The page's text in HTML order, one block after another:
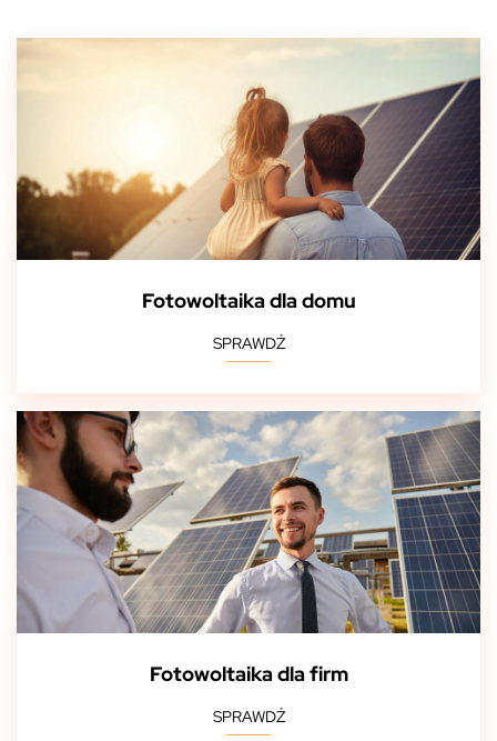
Fotowoltaika dla domu
SPRAWDŹ
Fotowoltaika dla firm
SPRAWDŹ